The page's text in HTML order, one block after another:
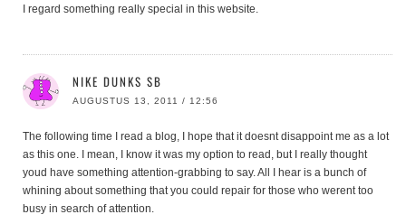
I regard something really special in this website.
NIKE DUNKS SB
AUGUSTUS 13, 2011 / 12:56
The following time I read a blog, I hope that it doesnt disappoint me as a lot
as this one. I mean, I know it was my option to read, but I really thought
youd have something attention-grabbing to say. All I hear is a bunch of
whining about something that you could repair for those who werent too
busy in search of attention.